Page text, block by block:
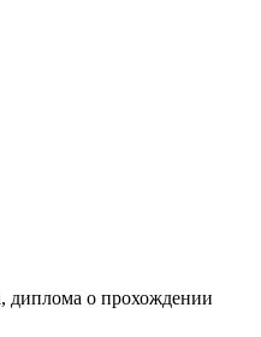
диплома о прохождении